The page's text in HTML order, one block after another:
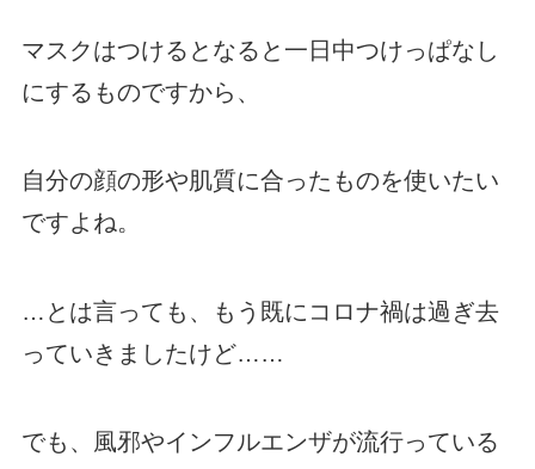
マスクはつけるとなると一日中つけっぱなし
にするものですから、
自分の顔の形や肌質に合ったものを使いたい
ですよね。
…とは言っても、もう既にコロナ禍は過ぎ去
っていきましたけど……
でも、風邪やインフルエンザが流行っている